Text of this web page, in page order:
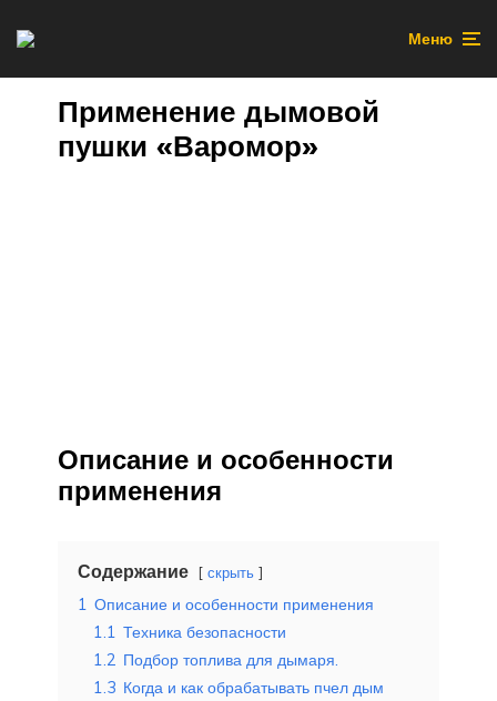
Меню
Применение дымовой
пушки «Варомор»
Описание и особенности
применения
Содержание скрыть
1 Описание и особенности применения
1.1 Техника безопасности
1.2 Подбор топлива для дымаря.
1.3 Когда и как обрабатывать пчел дым